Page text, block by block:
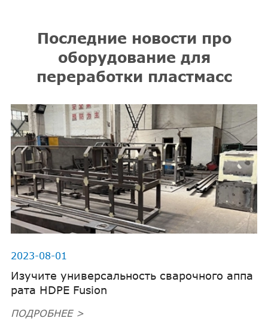
Последние новости про
оборудование для
переработки пластмасс
2023-08-01
Изучите универсальность сварочного аппа
рата HDPE Fusion
ПОДРОБНЕЕ >